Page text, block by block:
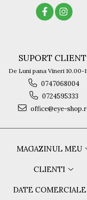
SUPORT
De Luni pana Vineri 10.00-
0747068004
0724595333
office@eye-
MAGAZINUL MEU
CLIENTI
DATE COMERCIALE